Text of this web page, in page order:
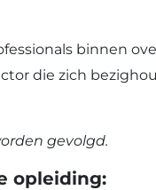
binnen
die zich
gevolgd.
opleiding: